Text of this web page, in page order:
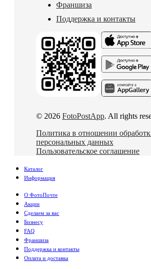
Франшиза
Поддержка и контакты
© 2026 FotoPostApp. All rights
Политика в отношении
персональных данных
Пользовательское соглашение
Каталог
Информация
О ФотоПочте
Акции
Сделаем за вас
Бизнесу
FAQ
Франшиза
Поддержка и контакты
Оплата и доставка